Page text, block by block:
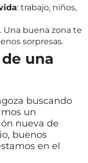
: trabajo, niños,
. Una buena zona te
sorpresas.
una
buscando
un
nueva de
buenos
en el